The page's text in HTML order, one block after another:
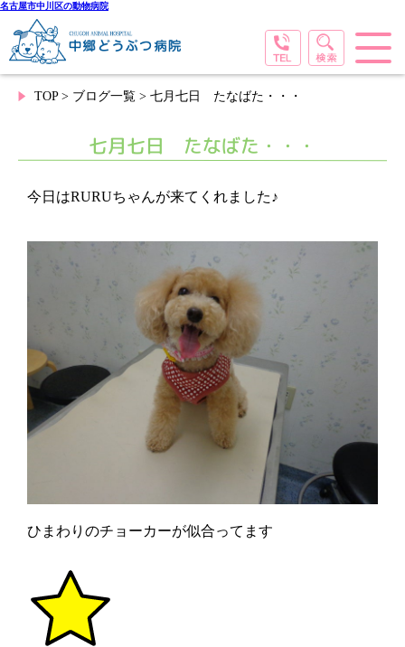
名古屋市中川区の動物病院
TOP> ブログ一覧 > 七月七日 たなばた・・・
七月七日 たなばた・・・
今日はRURUちゃんが来てくれました♪
ひまわりのチョーカーが似合ってます